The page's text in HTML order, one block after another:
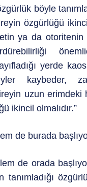
böyle
özgürlüğü
ya da otoritenin
yerde
kaybeder,
uzun
ikincil olmalıdır.”
de burada
de orada
tanımladığı